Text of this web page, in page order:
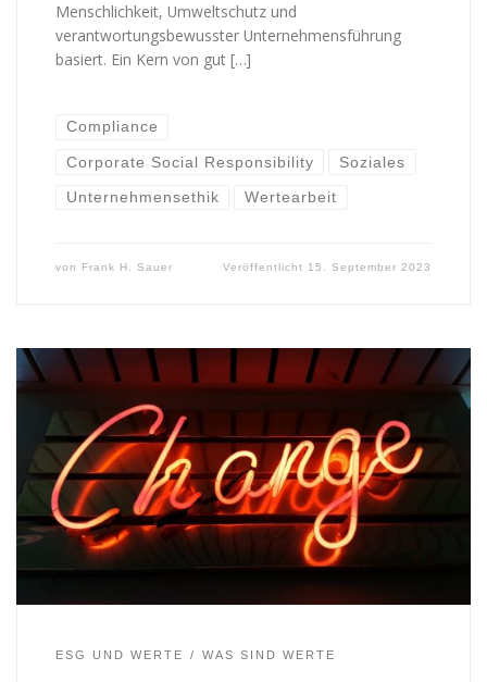
Menschlichkeit, Umweltschutz und
verantwortungsbewusster Unternehmensführung
basiert. Ein Kern von gut […]
Compliance
Corporate Social Responsibility Soziales
Unternehmensethik Wertearbeit
von Frank H. Sauer Veröffentlicht 15. September 2023
ESG UND WERTE WAS SIND WERTE